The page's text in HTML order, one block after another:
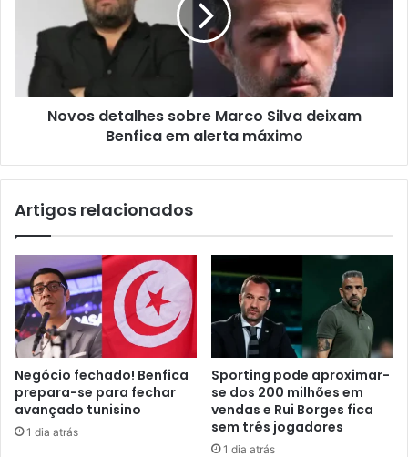
Novos detalhes sobre Marco Silva deixam
Benfica em alerta máximo
Artigos relacionados
Negócio fechado! Benfica
prepara-se para fechar
avançado tunisino
1 dia atrás
Sporting pode aproximar-
se dos 200 milhões em
vendas e Rui Borges fica
sem três jogadores
1 dia atrás